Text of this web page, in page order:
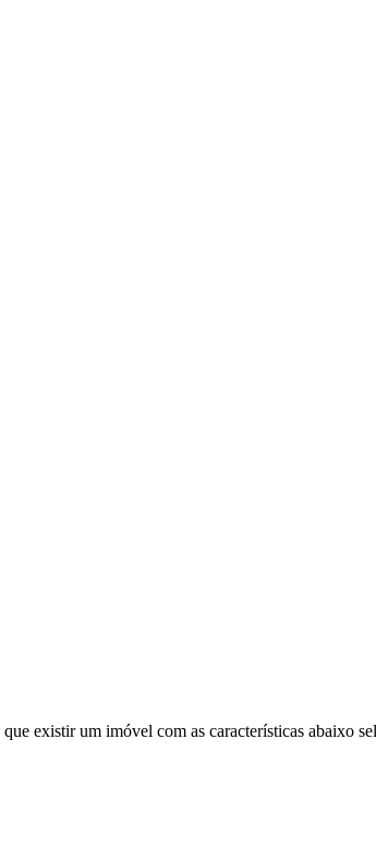
existir um imóvel com as características abaixo